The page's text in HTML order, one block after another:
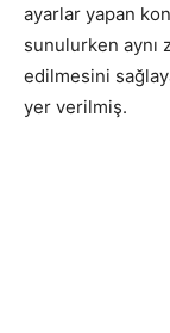
ayarlar yapan
sunulurken aynı
edilmesini
yer verilmiş.